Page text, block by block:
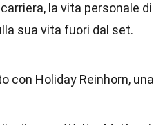
la vita personale
sua vita fuori dal set.
con Holiday Reinhorn,